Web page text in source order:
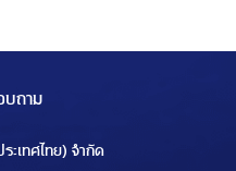
ถาม
ะเทศไทย) จำกัด